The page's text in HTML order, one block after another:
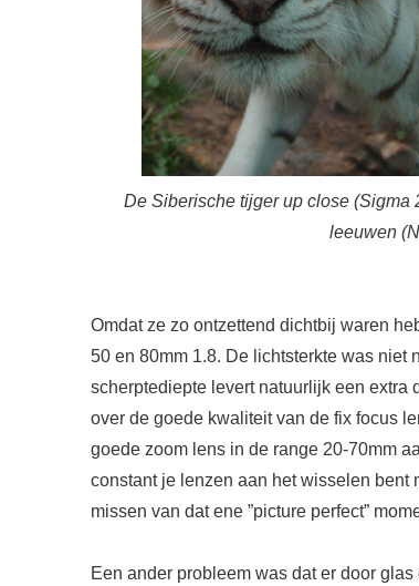
De Siberische tijger up close (Sigma
leeuwen
Omdat ze zo ontzettend dichtbij waren
50 en 80mm 1.8. De lichtsterkte was niet
scherptediepte levert natuurlijk een extra
over de goede kwaliteit van de fix focus
goede zoom lens in de range 20-70mm
constant je lenzen aan het wisselen bent
missen van dat ene ”picture perfect”
Een ander probleem was dat er door